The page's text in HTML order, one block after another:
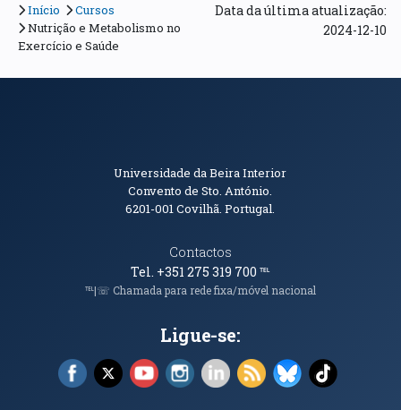
Início
Cursos
Nutrição e Metabolismo no
Exercício e Saúde
Data da última atualização:
2024-12-10
Informações de Contacto
Universidade da Beira Interior
Convento de Sto. António.
6201-001Covilhã. Portugal.
Contactos
Tel. +351 275 319 700℡
℡|☏ Chamada para rede fixa/móvel nacional
Ligue-se:
Facebook (abre em nova janela)
X (abre em nova janela)
YouTube (abre em nova janela)
Instagram (abre em nova janela)
LinkedIn (abre em nova
RSS (abre em nova
Bluesky (abre
TikTok